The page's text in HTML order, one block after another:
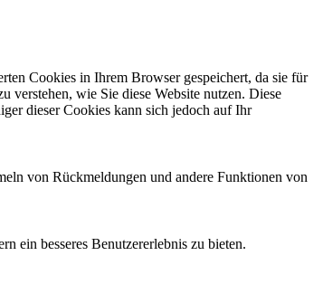
Cookies in Ihrem Browser gespeichert, da sie für
verstehen, wie Sie diese Website nutzen. Diese
dieser Cookies kann sich jedoch auf Ihr
von Rückmeldungen und andere Funktionen von
ein besseres Benutzererlebnis zu bieten.